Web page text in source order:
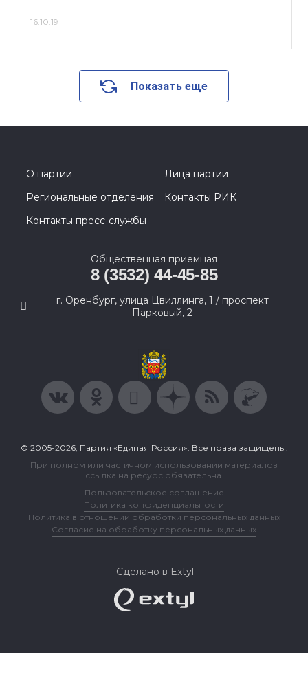
16.10.19
Показать еще
О партии
Лица партии
Региональные отделения
Контакты РИК
Контакты пресс-службы
Общественная приемная
8 (3532) 44-45-85
г. Оренбург, улица Цвиллинга, 1 / проспект
Парковый, 2
© 2005-2026, Партия «Единая Россия». Все права защищены.
При полном или частичном использовании материалов
ссылка на ресурс обязательна.
Пользовательское соглашение
Политика конфиденциальности
Политика в отношении обработки персональных данных
Согласие на обработку персональных данных
Сделано в Extyl